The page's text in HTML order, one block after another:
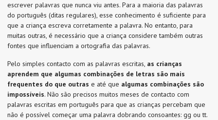
escrever palavras que nunca viu antes. Para a maioria das palavras
do português (ditas regulares), esse conhecimento é suficiente para
que a criança escreva corretamente a palavra. No entanto, para
muitas outras, é necessário que a criança considere também outras
fontes que influenciam a ortografia das palavras.
Pelo simples contacto com as palavras escritas, as crianças
aprendem que algumas combinações de letras são mais
frequentes do que outras e até que algumas combinações são
impossíveis. Não são precisos muitos meses de contacto com
palavras escritas em português para que as crianças percebam que
não é possível começar uma palavra dobrando consoantes: gg ou tt.